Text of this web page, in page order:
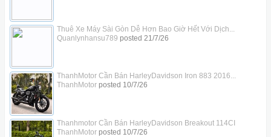
Thuê Xe Máy Sài Gòn Dễ Hơn Bao Giờ Hết Với Dịch...
Quanlynhansu789 posted 21/7/26
ThanhMotor Cần Bán HarleyDavidson Iron 883 2016...
ThanhMotorposted 10/7/26
Thanhmotor Cần Bán HarleyDavidson Breakout 114CI
ThanhMotorposted 10/7/26